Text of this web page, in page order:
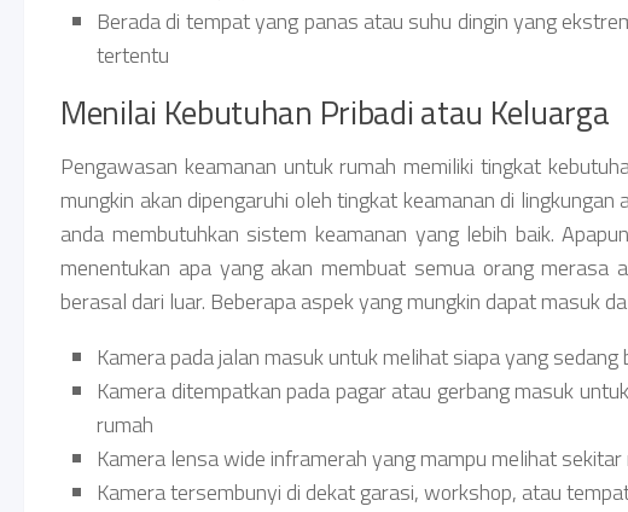
Berada di tempat yang panas atau suhu dingin yang
tertentu
Menilai Kebutuhan Pribadi atau Keluarga
Pengawasan keamanan untuk rumah memiliki tingkat
mungkin akan dipengaruhi oleh tingkat keamanan di
anda membutuhkan sistem keamanan yang lebih baik.
menentukan apa yang akan membuat semua orang
berasal dari luar. Beberapa aspek yang mungkin dapat masuk
Kamera pada jalan masuk untuk melihat siapa yang
Kamera ditempatkan pada pagar atau gerbang masuk
rumah
Kamera lensa wide inframerah yang mampu melihat
Kamera tersembunyi di dekat garasi, workshop, atau